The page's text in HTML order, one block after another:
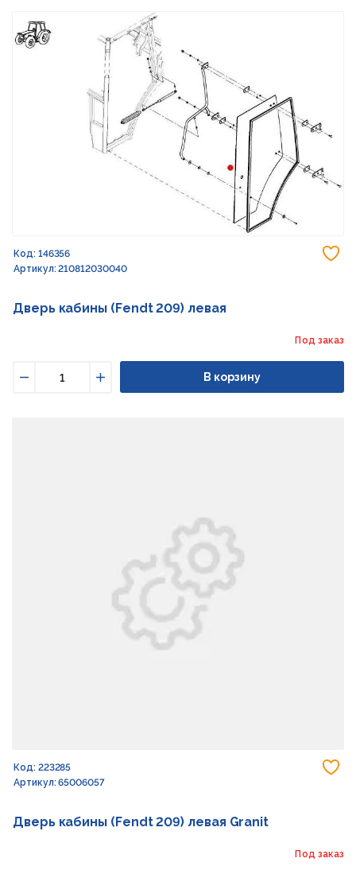
Код: 146356
Артикул: 210812030040
Дверь кабины (Fendt 209) левая
Под заказ
Увеличить
В корзину
Код: 223285
Артикул: 65006057
Дверь кабины (Fendt 209) левая Granit
Под заказ